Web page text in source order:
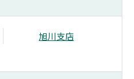
旭川支店